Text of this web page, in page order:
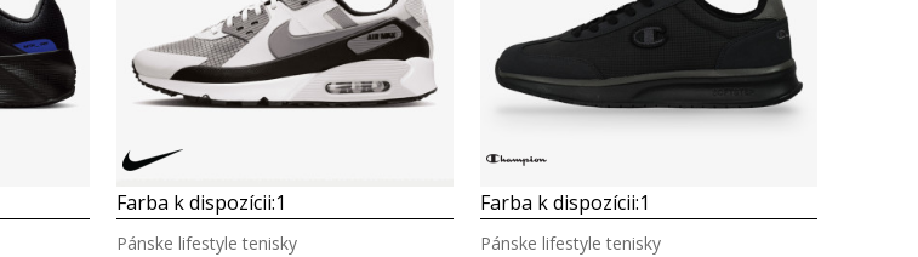
Porovnaj
Farba k dispozícii:1
Pánske lifestyle tenisky
Porovnaj
Farba k dispozícii:1
Pánske lifestyle tenisky